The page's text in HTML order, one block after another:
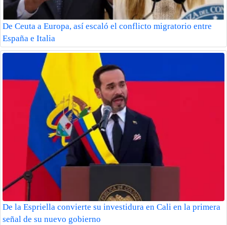
De Ceuta a Europa, así escaló el conflicto migratorio entre
España e Italia
De la Espriella convierte su investidura en Cali en la primera
señal de su nuevo gobierno